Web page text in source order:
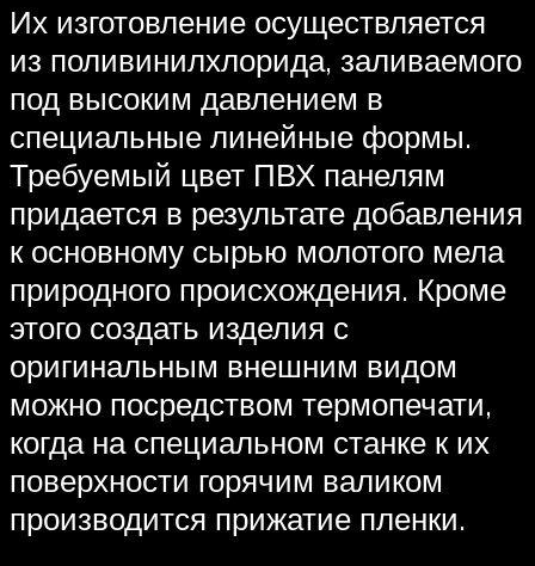
Их изготовление осуществляется
из поливинилхлорида, заливаемого
под высоким давлением в
специальные линейные формы.
Требуемый цвет ПВХ панелям
придается в результате добавления
к основному сырью молотого мела
природного происхождения. Кроме
этого создать изделия с
оригинальным внешним видом
можно посредством термопечати,
когда на специальном станке к их
поверхности горячим валиком
производится прижатие пленки.